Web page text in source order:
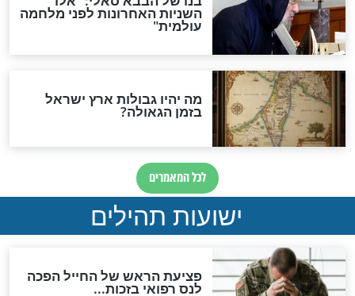
להמתקת הדינים וביטול
גזרות
סגולת ע"ב שמות הקודש